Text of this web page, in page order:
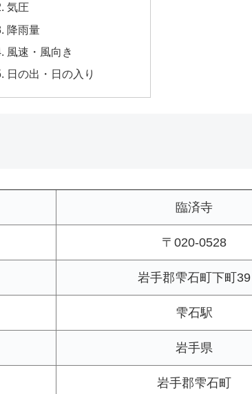
気圧
降雨量
風速・風向き
日の出・日の入り
臨済寺
〒020-0528
岩手郡雫石町下町39
雫石駅
岩手県
岩手郡雫石町